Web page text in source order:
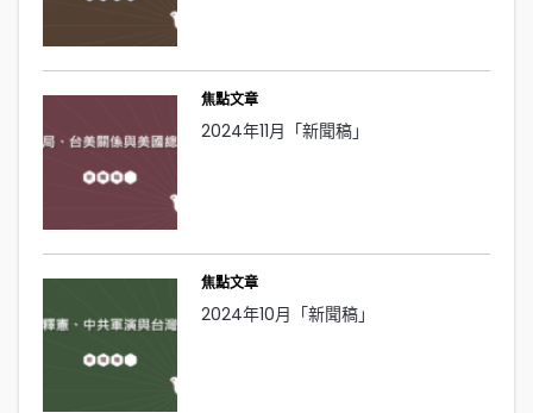
焦點文章
2024年11月「新聞稿」
焦點文章
2024年10月「新聞稿」